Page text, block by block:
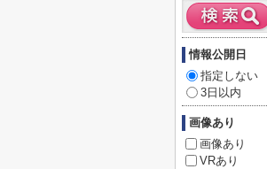
情報公開日
指定しない
3日以内
画像あり
画像あり
VRあり